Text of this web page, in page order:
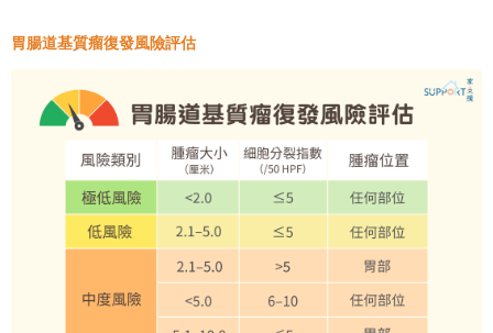
胃腸道基質瘤復發風險評估